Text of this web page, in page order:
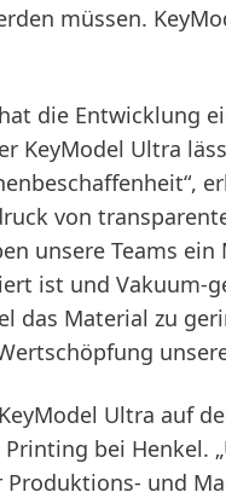
müssen.
die Entwicklung
KeyModel Ultra
von
unsere Teams
ist und Vakuum-
das Material zu
Ultra auf
bei Henkel.
und